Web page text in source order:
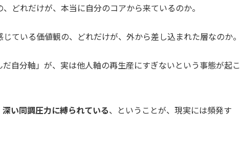
どれだけが、本当に自分のコアから来ているのか。
ている価値観の、どれだけが、外から差し込まれた層なのか。
自分軸」が、実は他人軸の再生産にすぎないという事態が起こ
い同調圧力に縛られている、ということが、現実には頻発す